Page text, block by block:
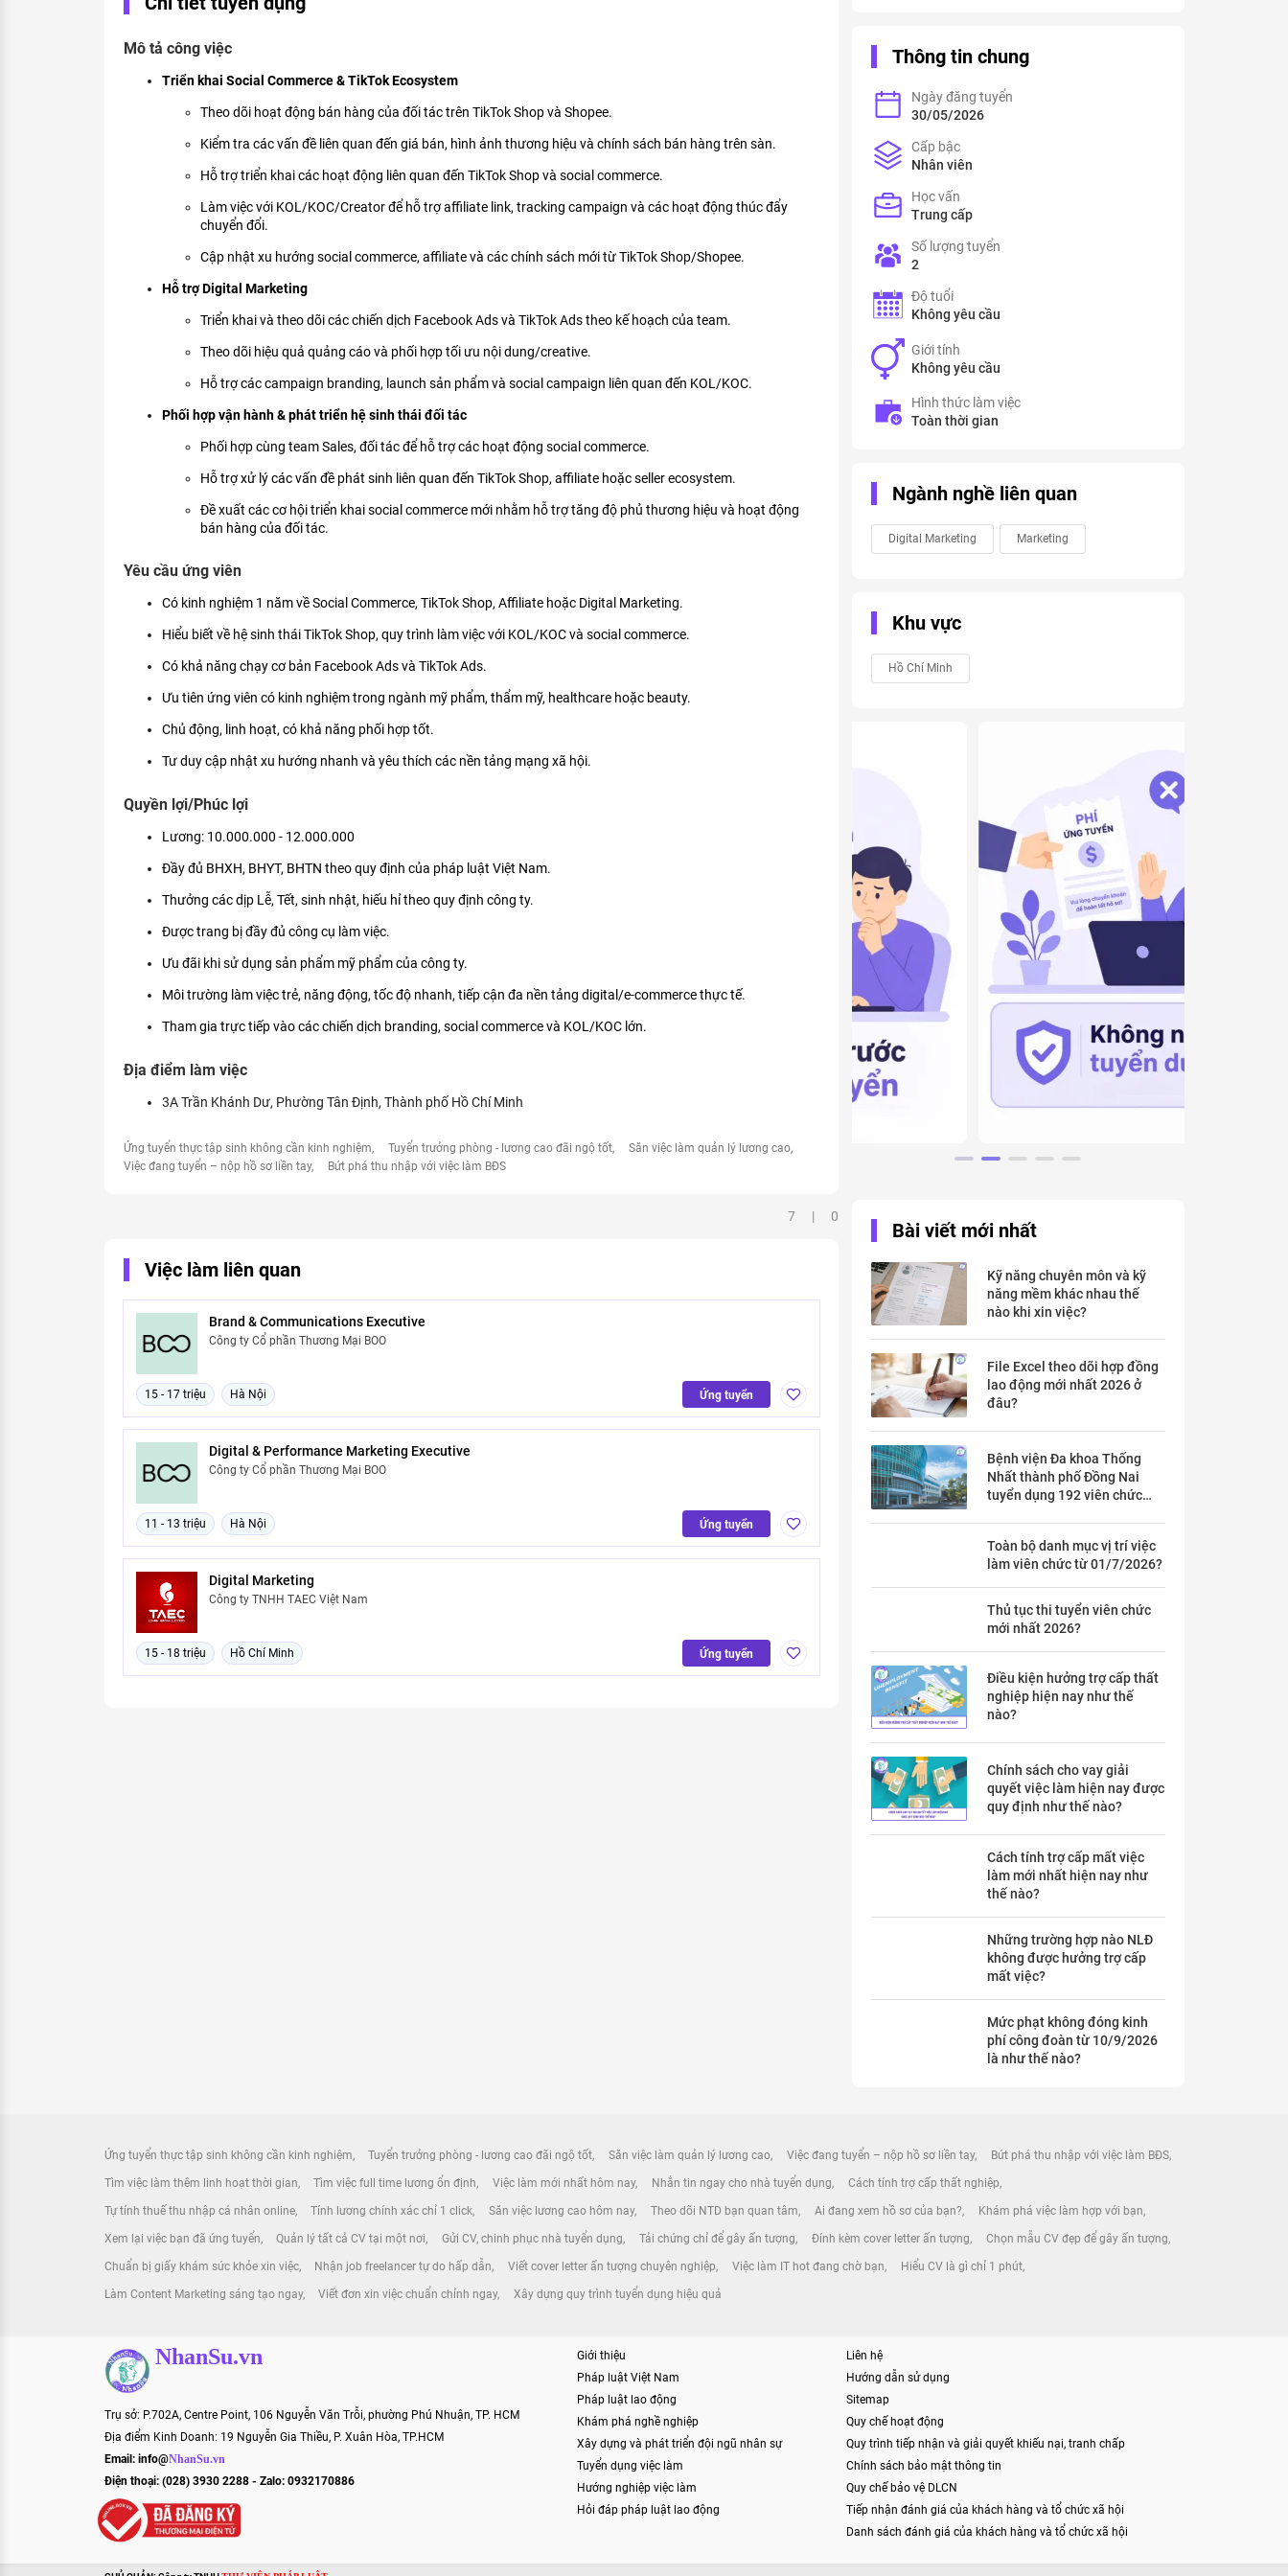
KHÁM PHÁ NGHỀ NGHIỆP
Tử vi nghề nghiệp
Kỹ năng nghề nghiệp
HƯỚNG NGHIỆP VIỆC LÀM
XÂY DỰNG VÀ PHÁT TRIỂN ĐỘI NGŨ
TUYỂN DỤNG VIỆC LÀM
Mô tả công việc
Triển khai Social Commerce & TikTok Ecosystem
Theo dõi hoạt động bán hàng của đối tác trên TikTok Shop và Shopee.
Kiểm tra các vấn đề liên quan đến giá bán, hình ảnh thương hiệu và chính sách bán hàng trên sàn.
Hỗ trợ triển khai các hoạt động liên quan đến TikTok Shop và social commerce.
Làm việc với KOL/KOC/Creator để hỗ trợ affiliate link, tracking campaign và các hoạt động thúc đẩy
chuyển đổi.
Cập nhật xu hướng social commerce, affiliate và các chính sách mới từ TikTok Shop/Shopee.
Hỗ trợ Digital Marketing
Triển khai và theo dõi các chiến dịch Facebook Ads và TikTok Ads theo kế hoạch của team.
Theo dõi hiệu quả quảng cáo và phối hợp tối ưu nội dung/creative.
Hỗ trợ các campaign branding, launch sản phẩm và social campaign liên quan đến KOL/KOC.
Phối hợp vận hành & phát triển hệ sinh thái đối tác
Phối hợp cùng team Sales, đối tác để hỗ trợ các hoạt động social commerce.
Hỗ trợ xử lý các vấn đề phát sinh liên quan đến TikTok Shop, affiliate hoặc seller ecosystem.
Đề xuất các cơ hội triển khai social commerce mới nhằm hỗ trợ tăng độ phủ thương hiệu và hoạt động
bán hàng của đối tác.
Yêu cầu ứng viên
Có kinh nghiệm 1 năm về Social Commerce, TikTok Shop, Affiliate hoặc Digital Marketing.
Hiểu biết về hệ sinh thái TikTok Shop, quy trình làm việc với KOL/KOC và social commerce.
Có khả năng chạy cơ bản Facebook Ads và TikTok Ads.
Ưu tiên ứng viên có kinh nghiệm trong ngành mỹ phẩm, thẩm mỹ, healthcare hoặc beauty.
Chủ động, linh hoạt, có khả năng phối hợp tốt.
Tư duy cập nhật xu hướng nhanh và yêu thích các nền tảng mạng xã hội.
Quyền lợi/Phúc lợi
Lương: 10.000.000 - 12.000.000
Đầy đủ BHXH, BHYT, BHTN theo quy định của pháp luật Việt Nam.
Thưởng các dịp Lễ, Tết, sinh nhật, hiếu hỉ theo quy định công ty.
Được trang bị đầy đủ công cụ làm việc.
Ưu đãi khi sử dụng sản phẩm mỹ phẩm của công ty.
Môi trường làm việc trẻ, năng động, tốc độ nhanh, tiếp cận đa nền tảng digital/e-commerce thực tế.
Tham gia trực tiếp vào các chiến dịch branding, social commerce và KOL/KOC lớn.
Địa điểm làm việc
3A Trần Khánh Dư, Phường Tân Định, Thành phố Hồ Chí Minh
Ứng tuyển thực tập sinh không cần kinh nghiệm Tuyển trưởng phòng - lương cao đãi ngộ tốt
Săn việc làm quản lý lương cao
Việc đang tuyển – nộp hồ sơ liền tay
Bứt phá thu nhập với việc làm BĐS
7 | 0
Việc làm liên quan
Brand & Communications Executive
Công ty Cổ phần Thương Mại BOO
15 - 17 triệu Hà Nội Ứng tuyển
Digital & Performance Marketing Executive
Công ty Cổ phần Thương Mại BOO
11 - 13 triệu Hà Nội Ứng tuyển
Digital Marketing
Công ty TNHH TAEC Việt Nam
15 - 18 triệu Hồ Chí Minh Ứng tuyển
Thông tin chung
Ngày đăng tuyển
30/05/2026
Cấp bậc
Nhân viên
Học vấn
Trung cấp
Số lượng tuyển
2
Độ tuổi
Không yêu cầu
Giới tính
Không yêu cầu
Hình thức làm việc
Toàn thời gian
Ngành nghề liên quan
Digital Marketing Marketing
Khu vực
Hồ Chí Minh
Bài viết mới nhất
Kỹ năng chuyên môn và kỹ
năng mềm khác nhau thế
nào khi xin việc?
File Excel theo dõi hợp đồng
lao động mới nhất 2026 ở
đâu?
Bệnh viện Đa khoa Thống
Nhất thành phố Đồng Nai
tuyển dụng 192 viên chức
Toàn bộ danh mục vị trí việc
làm viên chức từ 01/7/2026?
Thủ tục thi tuyển viên chức
mới nhất 2026?
Điều kiện hưởng trợ cấp thất
nghiệp hiện nay như thế
nào?
Chính sách cho vay giải
quyết việc làm hiện nay được
quy định như thế nào?
Cách tính trợ cấp mất việc
làm mới nhất hiện nay như
thế nào?
Những trường hợp nào NLĐ
không được hưởng trợ cấp
mất việc?
Mức phạt không đóng kinh
phí công đoàn từ 10/9/2026
là như thế nào?
Ứng tuyển thực tập sinh không cần kinh nghiệm Tuyển trưởng phòng - lương cao đãi ngộ tốt Săn việc làm quản lý lương cao Việc đang tuyển – nộp hồ sơ liền tay Bứt phá thu nhập với việc làm BĐS
Tìm việc làm thêm linh hoạt thời gian Tìm việc full time lương ổn định Việc làm mới nhất hôm nay Nhắn tin ngay cho nhà tuyển dụng Cách tính trợ cấp thất nghiệp
Tự tính thuế thu nhập cá nhân online Tính lương chính xác chỉ 1 click Săn việc lương cao hôm nay Theo dõi NTD bạn quan tâm Ai đang xem hồ sơ của bạn? Khám phá việc làm hợp với bạn
Xem lại việc bạn đã ứng tuyển Quản lý tất cả CV tại một nơi Gửi CV, chinh phục nhà tuyển dụng Tải chứng chỉ để gây ấn tượng Đính kèm cover letter ấn tượng Chọn mẫu CV đẹp để gây ấn tượng
Chuẩn bị giấy khám sức khỏe xin việc Nhận job freelancer tự do hấp dẫn Viết cover letter ấn tượng chuyên nghiệp Việc làm IT hot đang chờ bạn Hiểu CV là gì chỉ 1 phút
Làm Content Marketing sáng tạo ngay Viết đơn xin việc chuẩn chỉnh ngay Xây dựng quy trình tuyển dụng hiệu quả
NhanSu.vn
Trụ sở: P.702A, Centre Point, 106 Nguyễn Văn Trỗi, phường Phú Nhuận, TP. HCM
Địa điểm Kinh Doanh: 19 Nguyễn Gia Thiều, P. Xuân Hòa, TP.HCM
Email: info@NhanSu.vn
Điện thoại: (028) 3930 2288 - Zalo: 0932170886
Giới thiệu
Pháp luật Việt Nam
Pháp luật lao động
Khám phá nghề nghiệp
Xây dựng và phát triển đội ngũ nhân sự
Tuyển dụng việc làm
Hướng nghiệp việc làm
Hỏi đáp pháp luật lao động
Liên hệ
Hướng dẫn sử dụng
Sitemap
Quy chế hoạt động
Quy trình tiếp nhận và giải quyết khiếu nại, tranh chấp
Chính sách bảo mật thông tin
Quy chế bảo vệ DLCN
Tiếp nhận đánh giá của khách hàng và tổ chức xã hội
Danh sách đánh giá của khách hàng và tổ chức xã hội